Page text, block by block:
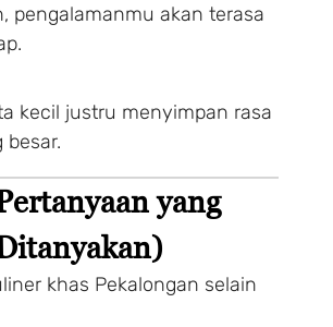
pengalamanmu akan terasa
kecil justru menyimpan rasa
besar.
yang
khas Pekalongan selain